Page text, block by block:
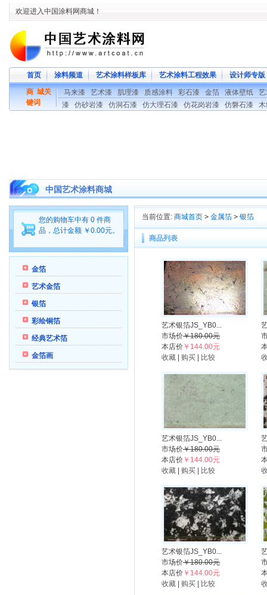
欢迎进入中国涂料网商城！
首页 涂料频道 艺术涂料样板库 艺术涂料工程效果
设计师专版
商 城关
键词
马来漆 艺术漆 肌理漆 质感涂料 彩石漆 金箔 液体壁纸
漆
仿砂岩漆 仿洞石漆 仿大理石漆 仿花岗岩漆 仿磐石漆
中国艺术涂料商城
您的购物车中有 0 件商
品，总计金额 ￥0.00元。
金箔
艺术金箔
银箔
彩绘铜箔
经典艺术箔
金箔画
当前位置: 商城首页 > 金属箔 > 银箔
商品列表
艺术银箔JS_YB0...
市场价￥180.00元
本店价 ￥144.00元
收藏
购买 比较
艺术银箔JS_YB0...
市场价￥180.00元
本店价 ￥144.00元
收藏
购买 比较
艺术银箔JS_YB0...
市场价￥180.00元
本店价 ￥144.00元
收藏
购买 比较